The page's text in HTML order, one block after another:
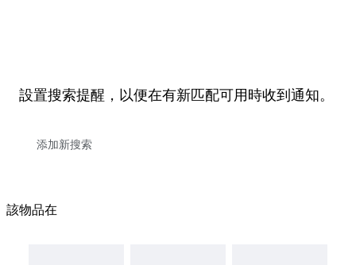
設置搜索提醒，以便在有新匹配可用時收到通知。
該物品在